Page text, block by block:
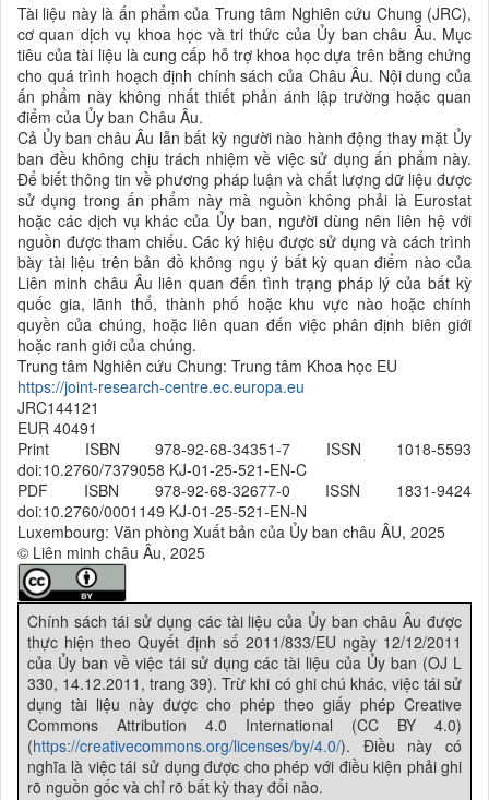
Tài liệu này là ấn phẩm của Trung tâm Nghiên cứu Chung (JRC),
cơ quan dịch vụ khoa học và tri thức của Ủy ban châu Âu. Mục
tiêu của tài liệu là cung cấp hỗ trợ khoa học dựa trên bằng chứng
cho quá trình hoạch định chính sách của Châu Âu. Nội dung của
ấn phẩm này không nhất thiết phản ánh lập trường hoặc quan
điểm của Ủy ban Châu Âu.
Cả Ủy ban châu Âu lẫn bất kỳ người nào hành động thay mặt Ủy
ban đều không chịu trách nhiệm về việc sử dụng ấn phẩm này.
Để biết thông tin về phương pháp luận và chất lượng dữ liệu được
sử dụng trong ấn phẩm này mà nguồn không phải là Eurostat
hoặc các dịch vụ khác của Ủy ban, người dùng nên liên hệ với
nguồn được tham chiếu. Các ký hiệu được sử dụng và cách trình
bày tài liệu trên bản đồ không ngụ ý bất kỳ quan điểm nào của
Liên minh châu Âu liên quan đến tình trạng pháp lý của bất kỳ
quốc gia, lãnh thổ, thành phố hoặc khu vực nào hoặc chính
quyền của chúng, hoặc liên quan đến việc phân định biên giới
hoặc ranh giới của chúng.
Trung tâm Nghiên cứu Chung: Trung tâm Khoa học EU
https://joint-research-centre.ec.europa.eu
JRC144121
EUR 40491
Print ISBN 978-92-68-34351-7 ISSN 1018-5593
doi:10.2760/7379058 KJ-01-25-521-EN-C
PDF ISBN 978-92-68-32677-0 ISSN 1831-9424
doi:10.2760/0001149 KJ-01-25-521-EN-N
Luxembourg: Văn phòng Xuất bản của Ủy ban châu ÂU, 2025
© Liên minh châu Âu, 2025
Chính sách tái sử dụng các tài liệu của Ủy ban châu Âu được
thực hiện theo Quyết định số 2011/833/EU ngày 12/12/2011
của Ủy ban về việc tái sử dụng các tài liệu của Ủy ban (OJ L
330, 14.12.2011, trang 39). Trừ khi có ghi chú khác, việc tái sử
dụng tài liệu này được cho phép theo giấy phép Creative
Commons Attribution 4.0 International (CC BY 4.0)
(https://creativecommons.org/licenses/by/4.0/). Điều này có
nghĩa là việc tái sử dụng được cho phép với điều kiện phải ghi
rõ nguồn gốc và chỉ rõ bất kỳ thay đổi nào.